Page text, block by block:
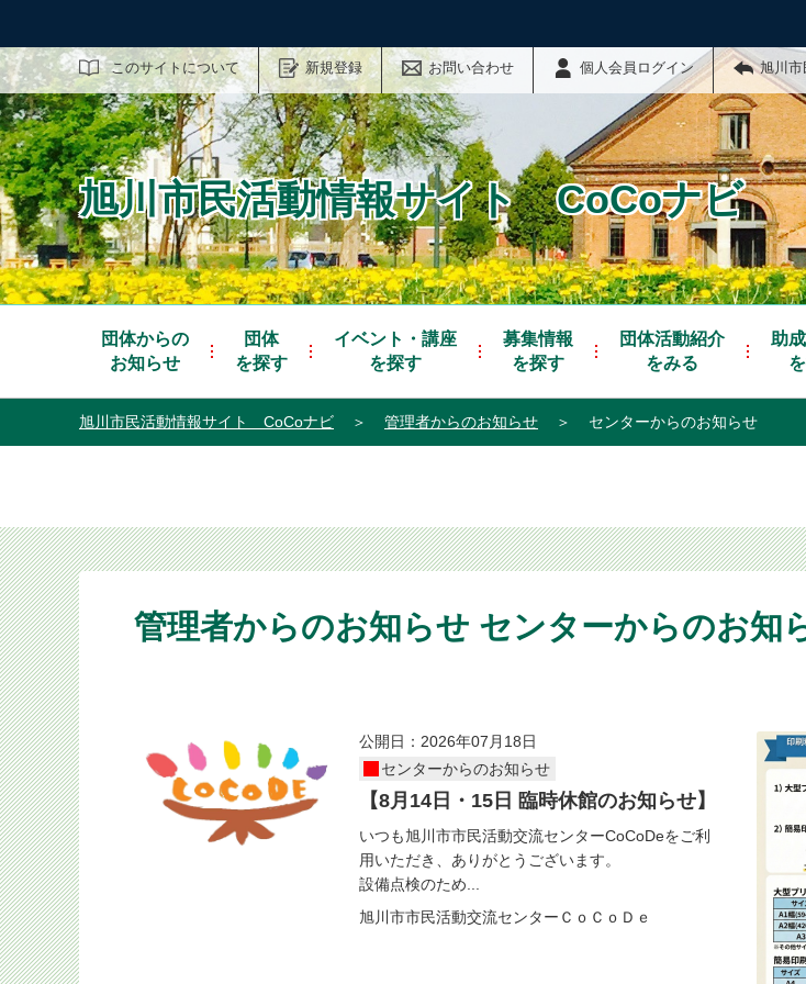
このサイトについて 新規登録 お問い合わせ 個人会員ログイン 旭川
サイト内検索
旭川市民活動情報サイト CoCoナビ
団体からの
お知らせ
団体
を探す
イベント・講座
を探す
募集情報
を探す
団体活動紹介
をみる
助
旭川市民活動情報サイト CoCoナビ ＞ 管理者からのお知らせ ＞ センターからのお知らせ
管理者からのお知らせ センターからのお知
公開日：2026年07月18日
センターからのお知らせ
【8月14日・15日 臨時休館のお知らせ】
いつも旭川市市民活動交流センターCoCoDeをご利
用いただき、ありがとうございます。
設備点検のため...
旭川市市民活動交流センターＣｏＣｏＤｅ